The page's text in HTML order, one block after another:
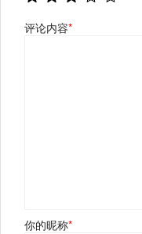
评论内容*
你的昵称*